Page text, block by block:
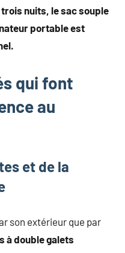
trois nuits, le sac souple
portable est
qui font
au
et de la
son extérieur que par
à double galets